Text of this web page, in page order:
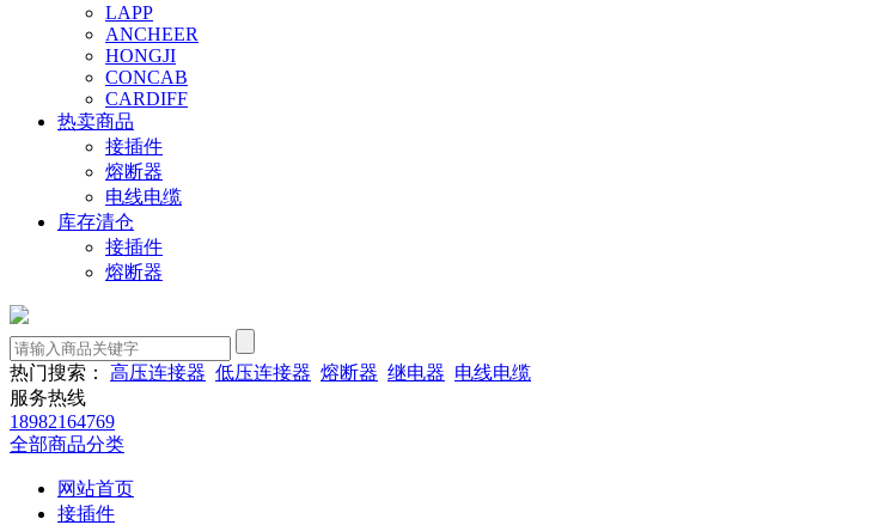
LAPP
ANCHEER
HONGJI
CONCAB
CARDIFF
热卖商品
接插件
熔断器
电线电缆
库存清仓
接插件
熔断器
热门搜索： 高压连接器 低压连接器 熔断器 继电器 电线电缆
服务热线
18982164769
全部商品分类
网站首页
接插件